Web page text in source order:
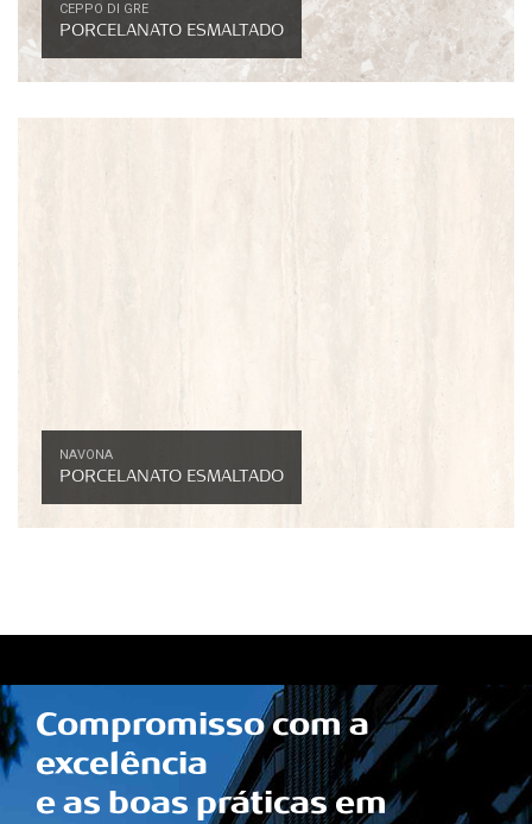
CEPPO DI GRE
PORCELANATO ESMALTADO
NAVONA
PORCELANATO ESMALTADO
Compromisso com a
excelência
e as boas práticas em